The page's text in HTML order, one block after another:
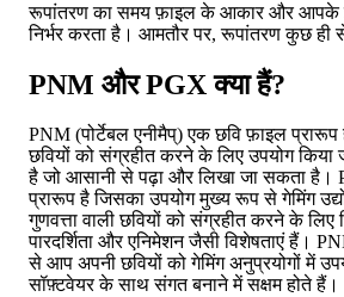
रूपांतरण का समय फ़ाइल के आकार और आपके
निर्भर करता है। आमतौर पर, रूपांतरण कुछ ही
PNM और PGX क्या हैं?
PNM (पोर्टेबल एनीमैप्) एक छवि फ़ाइल प्रारूप
छवियों को संग्रहीत करने के लिए उपयोग
है जो आसानी से पढ़ा और लिखा जा सकता है।
प्रारूप है जिसका उपयोग मुख्य रूप से गेमिंग
गुणवत्ता वाली छवियों को संग्रहीत करने के
पारदर्शिता और एनिमेशन जैसी विशेषताएं हैं।
से आप अपनी छवियों को गेमिंग अनुप्रयोगों में
सॉफ़्टवेयर के साथ संगत बनाने में सक्षम होते हैं।